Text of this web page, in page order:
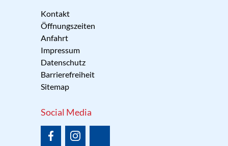
Kontakt
Öffnungszeiten
Anfahrt
Impressum
Datenschutz
Barrierefreiheit
Sitemap
Social Media